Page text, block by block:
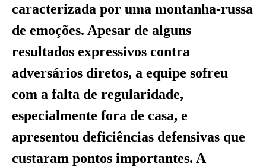
caracterizada por uma montanha-russa
de emoções. Apesar de alguns
resultados expressivos contra
adversários diretos, a equipe sofreu
com a falta de regularidade,
especialmente fora de casa, e
apresentou deficiências defensivas que
custaram pontos importantes. A